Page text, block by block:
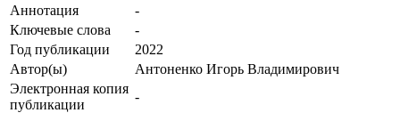
Аннотация
-
Ключевые cлова
-
Год публикации
2022
Автор(ы)
Антоненко Игорь Владимирович
Электронная копия
публикации
-